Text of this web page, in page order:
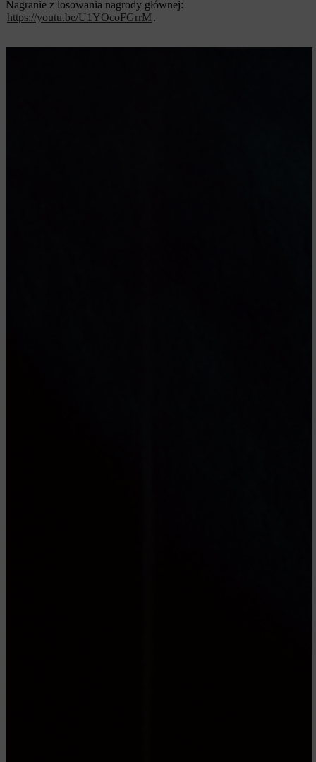
Nagranie z losowania nagrody głównej:
https://youtu.be/U1YOcoFGrrM.